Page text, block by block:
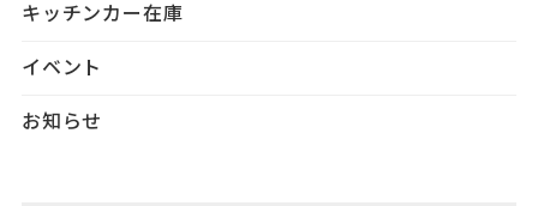
キッチンカー在庫
イベント
お知らせ